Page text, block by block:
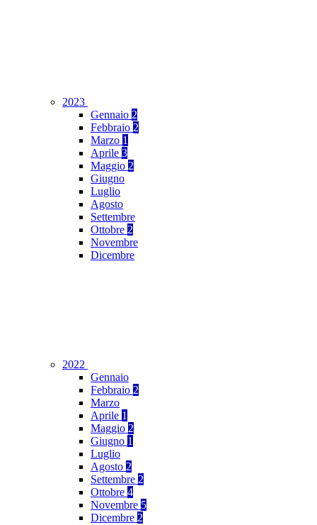
2023
Gennaio 2
Febbraio 2
Marzo 1
Aprile 3
Maggio 2
Giugno
Luglio
Agosto
Settembre
Ottobre 2
Novembre
Dicembre
2022
Gennaio
Febbraio 2
Marzo
Aprile 1
Maggio 2
Giugno 1
Luglio
Agosto 2
Settembre 2
Ottobre 4
Novembre 5
Dicembre 2